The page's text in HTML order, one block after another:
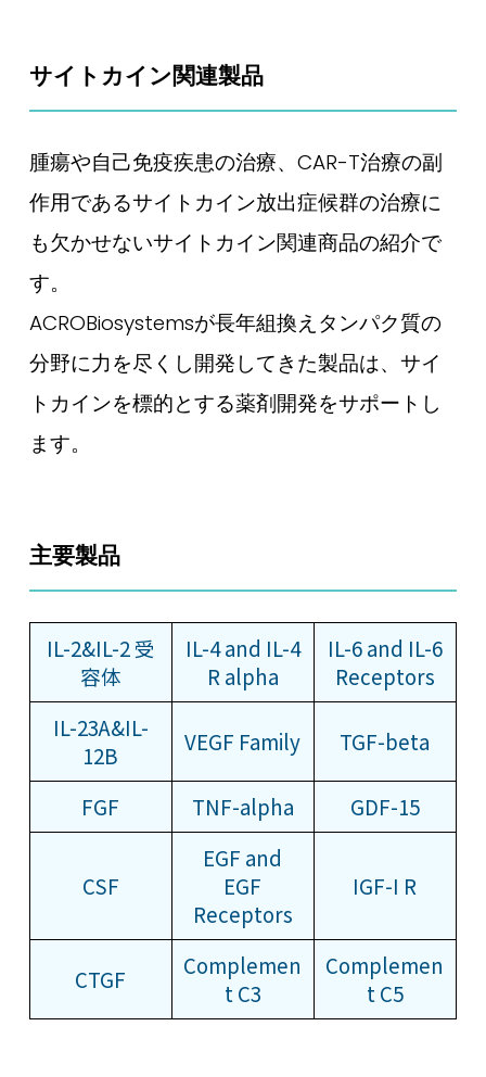
サイトカイン関連製品
腫瘍や自己免疫疾患の治療、CAR-T治療の副
作用であるサイトカイン放出症候群の治療に
も欠かせないサイトカイン関連商品の紹介で
す。
ACROBiosystemsが長年組換えタンパク質の
分野に力を尽くし開発してきた製品は、サイ
トカインを標的とする薬剤開発をサポートし
ます。
主要製品
IL-2&IL-2 受
容体
IL-4 and IL-4
R alpha
IL-6 and IL-6
Receptors
IL-23A&IL-
12B
VEGF Family TGF-beta
FGF TNF-alpha GDF-15
CSF
EGF and
EGF
Receptors
IGF-I R
CTGF
Complemen
t C3
Complemen
t C5